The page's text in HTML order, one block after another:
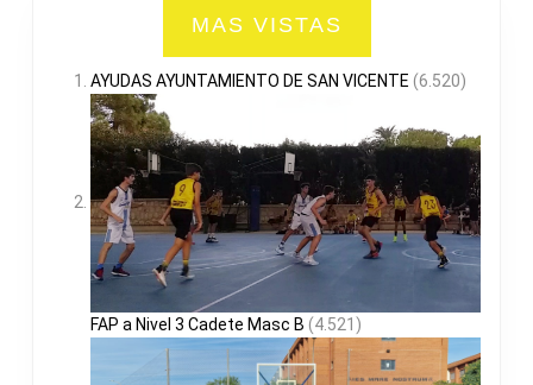
MAS VISTAS
AYUDAS AYUNTAMIENTO DE SAN VICENTE (6.520)
FAP a Nivel 3 Cadete Masc B (4.521)